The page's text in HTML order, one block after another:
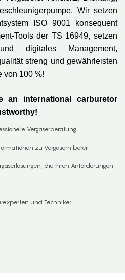
Wir setzen
ISO 9001 konsequent
Tools der TS 16949, setzen
digitales Management,
streng und gewährleisten
von 100 %!
an international carburetor
Vergaserberatung
zu Vergasern bereit
die Ihren Anforderungen
und Techniker